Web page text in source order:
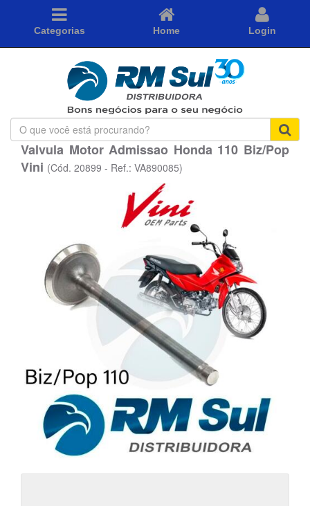
Categorias Home Login
O
que
você
está
Valvula Motor Admissao Honda 110 Biz/Pop
Vini (Cód. 20899 - Ref.: VA890085)